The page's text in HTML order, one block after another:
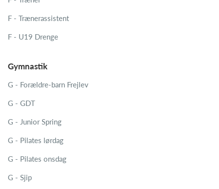
F - Trænerassistent
F - U19 Drenge
Gymnastik
G - Forældre-barn Frejlev
G - GDT
G - Junior Spring
G - Pilates lørdag
G - Pilates onsdag
G - Sjip